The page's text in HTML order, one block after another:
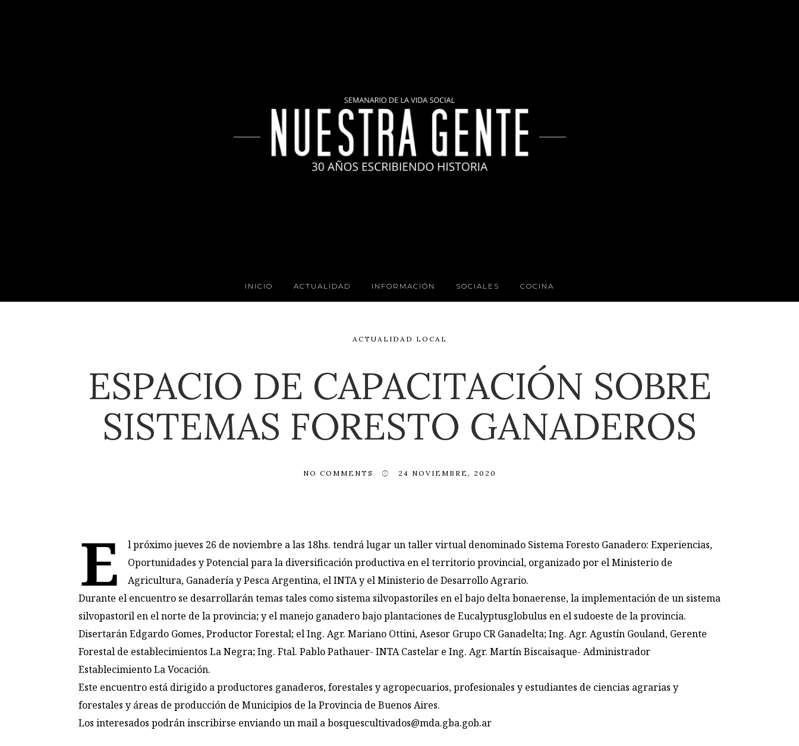
INICIO ACTUALIDAD INFORMACIÓN SOCIALES COCINA
ACTUALIDAD LOCAL
ESPACIO DE CAPACITACIÓN SOBRE
SISTEMAS FORESTO GANADEROS
NO COMMENTS 24 NOVIEMBRE, 2020
E
l próximo jueves 26 de noviembre a las 18hs. tendrá lugar un taller virtual denominado Sistema Foresto Ganadero: Experiencias,
Oportunidades y Potencial para la diversificación productiva en el territorio provincial, organizado por el Ministerio de
Agricultura, Ganadería y Pesca Argentina, el INTA y el Ministerio de Desarrollo Agrario.
Durante el encuentro se desarrollarán temas tales como sistema silvopastoriles en el bajo delta bonaerense, la implementación de un sistema
silvopastoril en el norte de la provincia; y el manejo ganadero bajo plantaciones de Eucalyptusglobulus en el sudoeste de la provincia.
Disertarán Edgardo Gomes, Productor Forestal; el Ing. Agr. Mariano Ottini, Asesor Grupo CR Ganadelta; Ing. Agr. Agustín Gouland, Gerente
Forestal de establecimientos La Negra; Ing. Ftal. Pablo Pathauer- INTA Castelar e Ing. Agr. Martín Biscaisaque- Administrador
Establecimiento La Vocación.
Este encuentro está dirigido a productores ganaderos, forestales y agropecuarios, profesionales y estudiantes de ciencias agrarias y
forestales y áreas de producción de Municipios de la Provincia de Buenos Aires.
Los interesados podrán inscribirse enviando un mail abosquescultivados@mda.gba.gob.ar